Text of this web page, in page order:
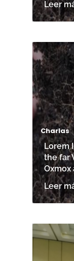
Charlas
Lorem
the far
Oxmox